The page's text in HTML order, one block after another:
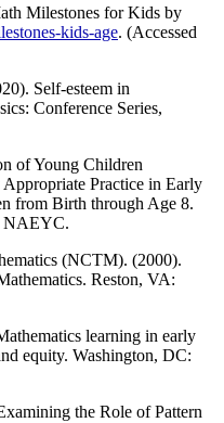
Milestones for Kids by
kids-age. (Accessed
Self-esteem in
Conference Series,
of Young Children
Practice in Early
from Birth through Age 8.
NAEYC.
(NCTM). (2000).
Reston, VA:
learning in early
equity. Washington, DC:
the Role of Pattern